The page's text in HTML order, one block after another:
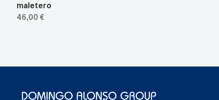
maletero
46,00 €